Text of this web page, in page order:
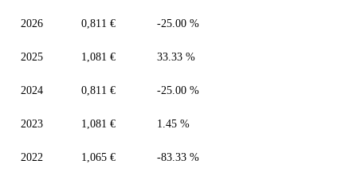
2026 0,811 € -25.00 %
2025 1,081 € 33.33 %
2024 0,811 € -25.00 %
2023 1,081 € 1.45 %
2022 1,065 € -83.33 %